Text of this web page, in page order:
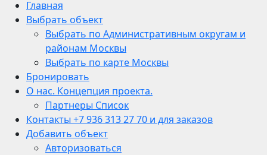
Главная
Выбрать объект
Выбрать по Административным округам и
районам Москвы
Выбрать по карте Москвы
Бронировать
О нас. Концепция проекта.
Партнеры Список
Контакты +7 936 313 27 70 и для заказов
Добавить объект
Авторизоваться